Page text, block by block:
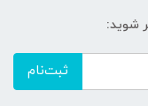
شوید:
ثبت‌نام